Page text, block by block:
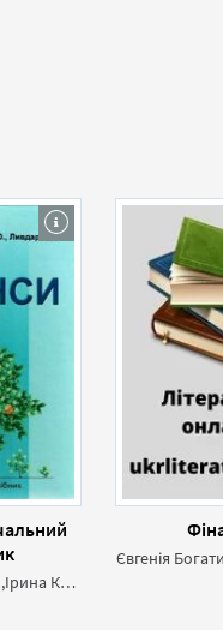
Наталя Ярошевич,Ірина Кондрат,Марта Ливдар